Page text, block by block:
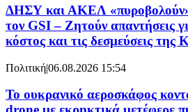
ΔΗΣΥ και ΑΚΕΛ «πυροβολούν»
τον GSI – Ζητούν απαντήσεις
κόστος και τις δεσμεύσεις της
Πολιτική|06.08.2026 15:54
Το ουκρανικό αεροσκάφος